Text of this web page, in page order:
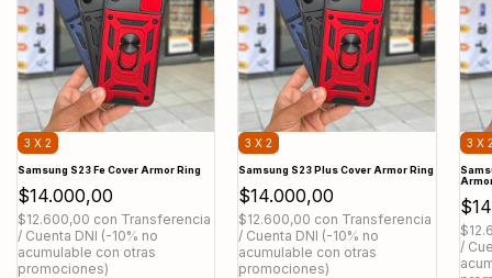
3 X 2
Samsung S23 Fe Cover Armor Ring
$14.000,00
$12.600,00 con Transferencia
/ Cuenta DNI (-10% no
acumulable con otras
promociones)
3 X 2
Samsung S23 Plus Cover Armor Ring
$14.000,00
$12.600,00 con Transferencia
/ Cuenta DNI (-10% no
acumulable con otras
promociones)
3 X
/